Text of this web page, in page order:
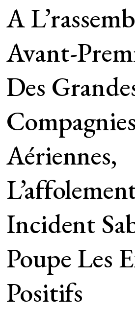
A
Avant-
Des
Compagnies
Aériennes,
Incident
Poupe Les
Positifs